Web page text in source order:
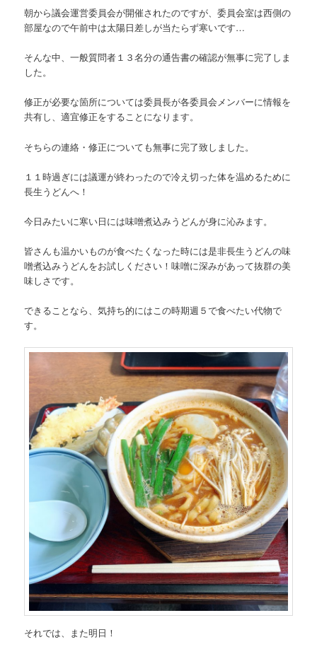
朝から議会運営委員会が開催されたのですが、委員会室は西側の
部屋なので午前中は太陽日差しが当たらず寒いです…
そんな中、一般質問者１３名分の通告書の確認が無事に完了しま
した。
修正が必要な箇所については委員長が各委員会メンバーに情報を
共有し、適宜修正をすることになります。
そちらの連絡・修正についても無事に完了致しました。
１１時過ぎには議運が終わったので冷え切った体を温めるために
長生うどんへ！
今日みたいに寒い日には味噌煮込みうどんが身に沁みます。
皆さんも温かいものが食べたくなった時には是非長生うどんの味
噌煮込みうどんをお試しください！味噌に深みがあって抜群の美
味しさです。
できることなら、気持ち的にはこの時期週５で食べたい代物で
す。
それでは、また明日！